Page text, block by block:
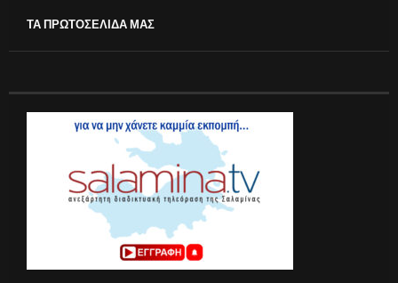
ΤΑ ΠΡΩΤΟΣΕΛΙΔΑ ΜΑΣ